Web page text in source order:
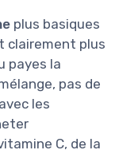
plus basiques
clairement plus
payes la
pas de
les
C, de la